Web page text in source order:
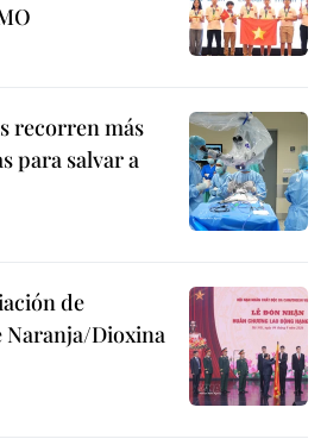
recorren más
para salvar a
de
Naranja/Dioxina